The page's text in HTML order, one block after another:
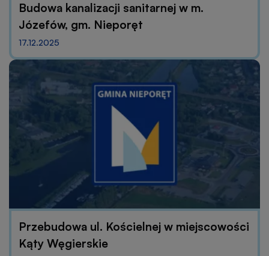
Budowa kanalizacji sanitarnej w m.
Józefów, gm. Nieporęt
17.12.2025
Przebudowa ul. Kościelnej w miejscowości
Kąty Węgierskie